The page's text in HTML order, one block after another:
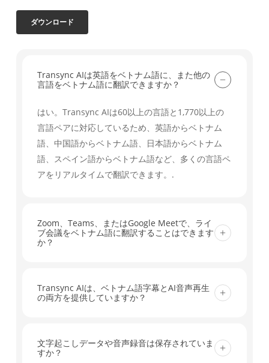
ダウンロード
Transync AIは英語をベトナム語に、また他の
言語をベトナム語に翻訳できますか？
はい。Transync AIは60以上の言語と1,770以上の
言語ペアに対応しているため、英語からベトナム
語、中国語からベトナム語、日本語からベトナム
語、スペイン語からベトナム語など、多くの言語ペ
アをリアルタイムで翻訳できます。.
Zoom、Teams、またはGoogle Meetで、ライ
ブ会議をベトナム語に翻訳することはできます
か？
Google Meetなどの主要な会議ツールに対応してお
り、リアルタイム字幕と会議にすぐに使えるワーク
Transync AIは、ベトナム語字幕とAI音声再生
の両方を提供していますか？
表示できるほか、AI音声再生をオンにすることで、
会議、授業、通話中に参加者が翻訳された音声を聞
文字起こしデータや音声録音は保存されていま
すか？